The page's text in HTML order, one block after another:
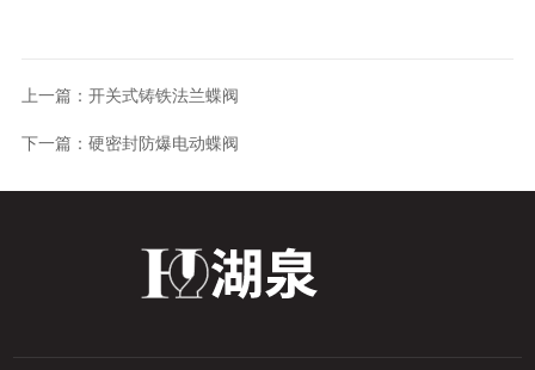
上一篇： 开关式铸铁法兰蝶阀
下一篇： 硬密封防爆电动蝶阀